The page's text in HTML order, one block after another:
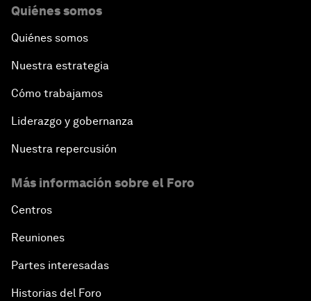
Quiénes somos
Quiénes somos
Nuestra estrategia
Cómo trabajamos
Liderazgo y gobernanza
Nuestra repercusión
Más información sobre el Foro
Centros
Reuniones
Partes interesadas
Historias del Foro